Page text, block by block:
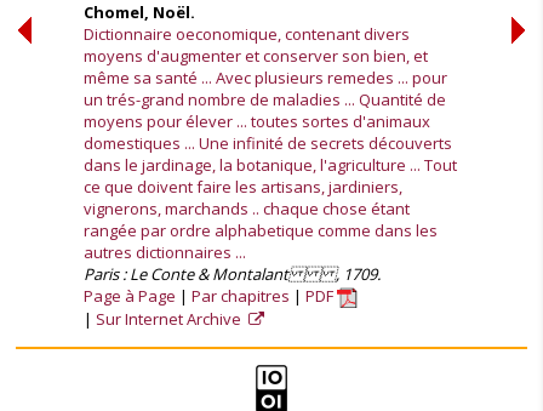
Chomel, Noël.
Dictionnaire oeconomique, contenant divers
moyens d'augmenter et conserver son bien, et
même sa santé ... Avec plusieurs remedes ... pour
un trés-grand nombre de maladies ... Quantité de
moyens pour élever ... toutes sortes d'animaux
domestiques ... Une infinité de secrets découverts
dans le jardinage, la botanique, l'agriculture ... Tout
ce que doivent faire les artisans, jardiniers,
vignerons, marchands .. chaque chose étant
rangée par ordre alphabetique comme dans les
autres dictionnaires ...
Paris : Le Conte & Montalant , 1709.
Page à Page
Par chapitres
PDF
Sur Internet Archive